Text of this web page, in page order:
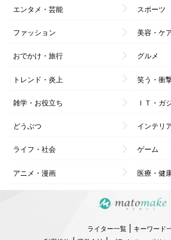
エンタメ・芸能 スポーツ
ファッション 美容・ケ
おでかけ・旅行 グルメ
トレンド・炎上 笑う・衝
雑学・お役立ち ＩＴ・ガ
どうぶつ インテリ
ライフ・社会 ゲーム
アニメ・漫画 医療・健
ライター一覧| キーワード